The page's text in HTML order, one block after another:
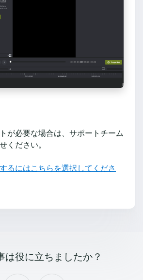
が必要な場合は、サポートチーム
ください。
るにはこちらを選択してくださ
は役に立ちましたか？